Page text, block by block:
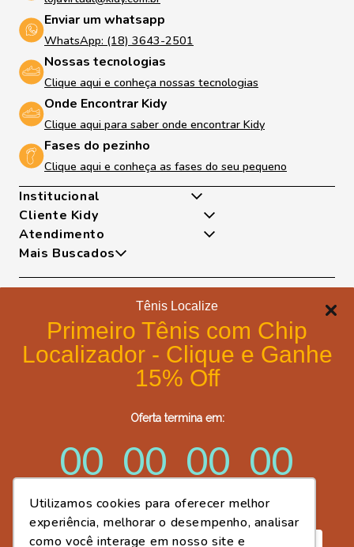
Tênis Localize
Primeiro Tênis com Chip
Localizador - Clique e Ganhe
15% Off
Oferta termina em:
00
dias
00
horas
00
minutos
00
segundos
Utilizamos cookies para oferecer melhor
experiência, melhorar o desempenho, analisar
como você interage em nosso site e
Enviar um whatsapp
WhatsApp: (18) 3643-2501
Nossas tecnologias
Clique aqui e conheça nossas tecnologias
Onde Encontrar Kidy
Clique aqui para saber onde encontrar Kidy
Fases do pezinho
Clique aqui e conheça as fases do seu pequeno
Institucional
Quem somos
Nossas Tecnologias
Fases Dos Pezinhos
Dúvidas Frequentes
Portal de Privacidade
Formas de Pagamento
Trabalhe Conosco
Post Fácil - Criador de Artes Kidy
Cliente Kidy
Minha Conta
Atendimento
WhatsApp: (18) 99817-5951
Telefone: (18) 3643-2596
E-mail: lojavirtual@kidy.com.br
Mais Buscados
Tênis
Formas de pagamento
Certificados de segurança